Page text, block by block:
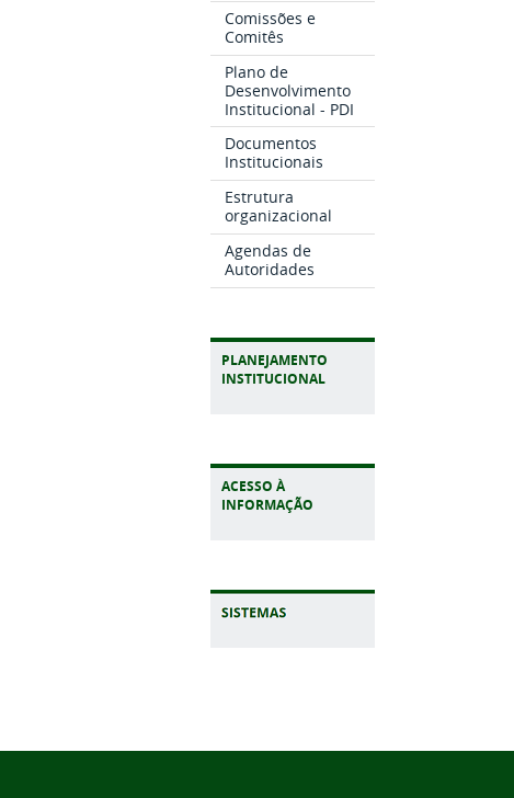
Comissões e
Comitês
Plano de
Desenvolvimento
Institucional - PDI
Documentos
Institucionais
Estrutura
organizacional
Agendas de
Autoridades
PLANEJAMENTO
INSTITUCIONAL
ACESSO À
INFORMAÇÃO